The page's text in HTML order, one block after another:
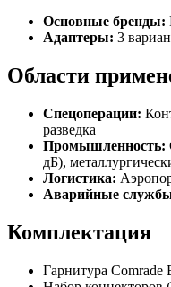
Основные бренды:
Адаптеры: 3
Области
Спецоперации:
разведка
Промышленность:
дБ),
Логистика:
Аварийные
Комплектация
Гарнитура Comrade